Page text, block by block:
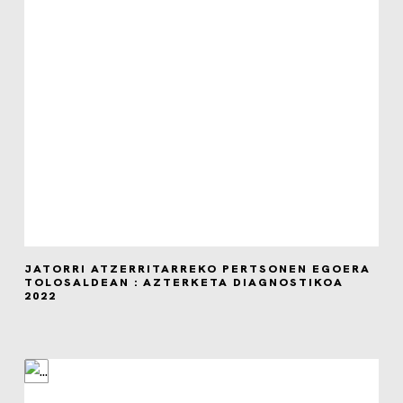
JATORRI ATZERRITARREKO PERTSONEN EGOERA
TOLOSALDEAN : AZTERKETA DIAGNOSTIKOA
2022